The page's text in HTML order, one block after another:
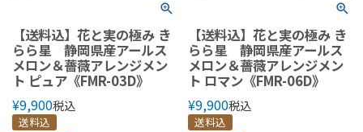
【送料込】花と実の極み き
らら星 静岡県産アールス
メロン＆薔薇アレンジメン
ト ピュア《FMR-03D》
¥9,900税込
送料込
【送料込】花と実の極み き
らら星 静岡県産アールス
メロン＆薔薇アレンジメン
ト ロマン《FMR-06D》
¥9,900税込
送料込